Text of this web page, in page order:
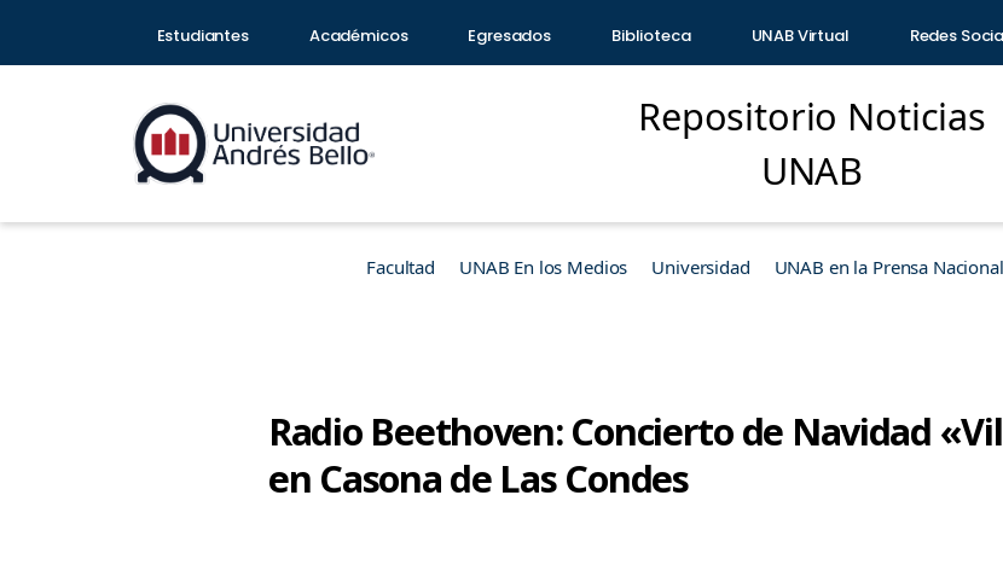
Estudiantes Académicos Egresados Biblioteca UNAB Virtual Redes
Repositorio Noticias
UNAB
Facultad UNAB En los Medios Universidad UNAB en la Prensa Nacional
Radio Beethoven: Concierto de Navidad
en Casona de Las Condes